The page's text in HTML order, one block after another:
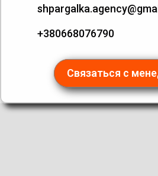
+380668076790
Связаться с